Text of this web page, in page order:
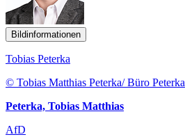
Bildinformationen
Tobias Peterka
© Tobias Matthias Peterka/ Büro Peterka
Peterka, Tobias Matthias
AfD